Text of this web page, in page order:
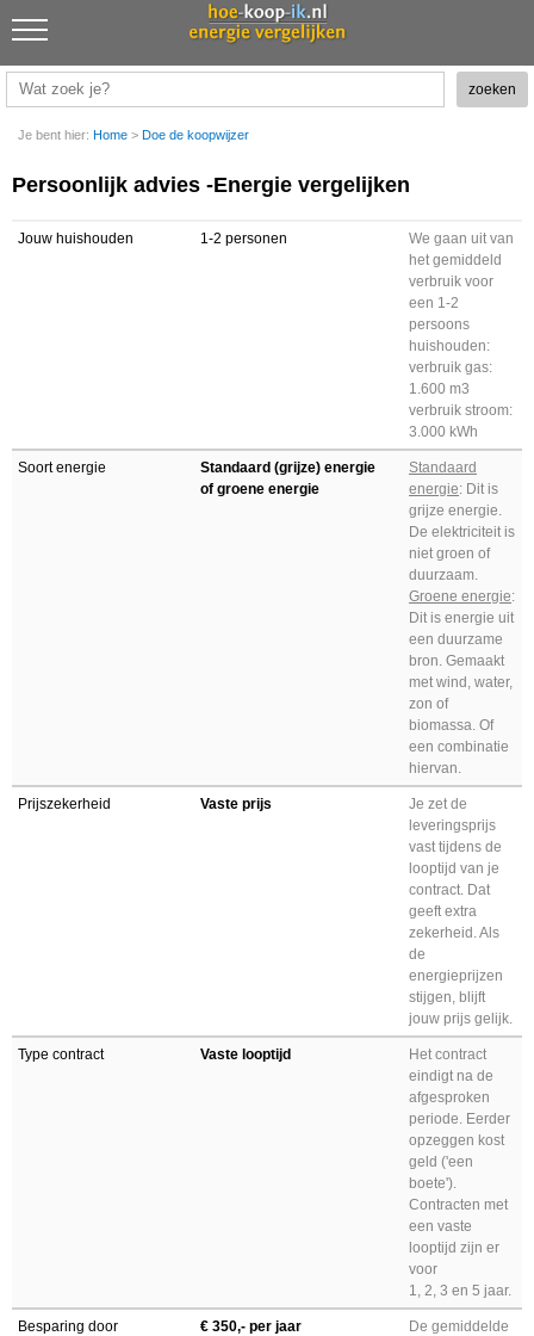
Je bent hier: Home > Doe de koopwijzer
Persoonlijk advies -Energie vergelijken
Jouw huishouden 1-2 personen
We gaan uit van
het gemiddeld
verbruik voor
een 1-2
persoons
huishouden:
verbruik gas:
1.600 m3
verbruik stroom:
3.000 kWh
Soort energie
Standaard (grijze) energie
of groene energie
Standaard
energie: Dit is
grijze energie.
De elektriciteit is
niet groen of
duurzaam.
Groene energie:
Dit is energie uit
een duurzame
bron. Gemaakt
met wind, water,
zon of
biomassa. Of
een combinatie
hiervan.
Prijszekerheid Vaste prijs
Je zet de
leveringsprijs
vast tijdens de
looptijd van je
contract. Dat
geeft extra
zekerheid. Als
de
energieprijzen
stijgen, blijft
jouw prijs gelijk.
Type contract Vaste looptijd
Het contract
eindigt na de
afgesproken
periode. Eerder
opzeggen kost
geld ('een
boete').
Contracten met
een vaste
looptijd zijn er
voor
1, 2, 3 en 5 jaar.
Besparing door
€ 350,- per jaar
De gemiddelde